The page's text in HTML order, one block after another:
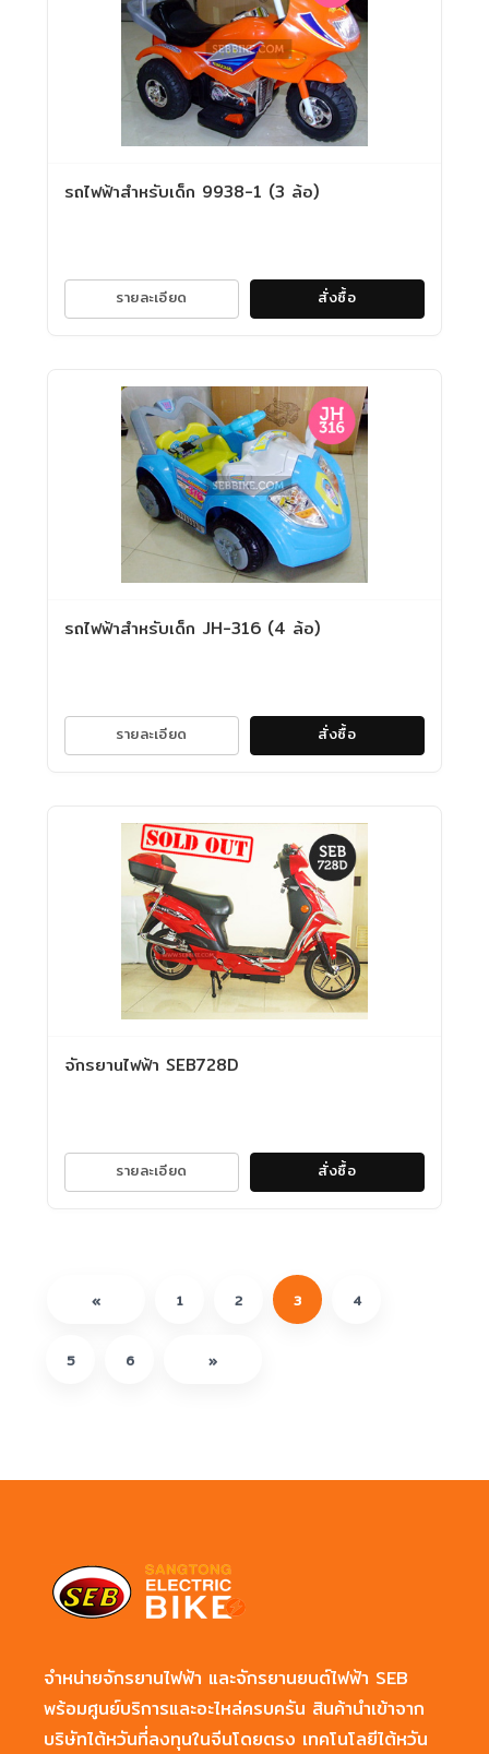
รถไฟฟ้าสำหรับเด็ก 9938-1 (3 ล้อ)
รายละเอียด สั่งซื้อ
รถไฟฟ้าสำหรับเด็ก JH-316 (4 ล้อ)
รายละเอียด สั่งซื้อ
จักรยานไฟฟ้า SEB728D
รายละเอียด สั่งซื้อ
« 1 2 3 4
5 6 »
จำหน่ายจักรยานไฟฟ้า และจักรยานยนต์ไฟฟ้า SEB
พร้อมศูนย์บริการและอะไหล่ครบครัน สินค้านำเข้าจาก
บริษัทไต้หวันที่ลงทุนในจีนโดยตรง เทคโนโลยีไต้หวัน